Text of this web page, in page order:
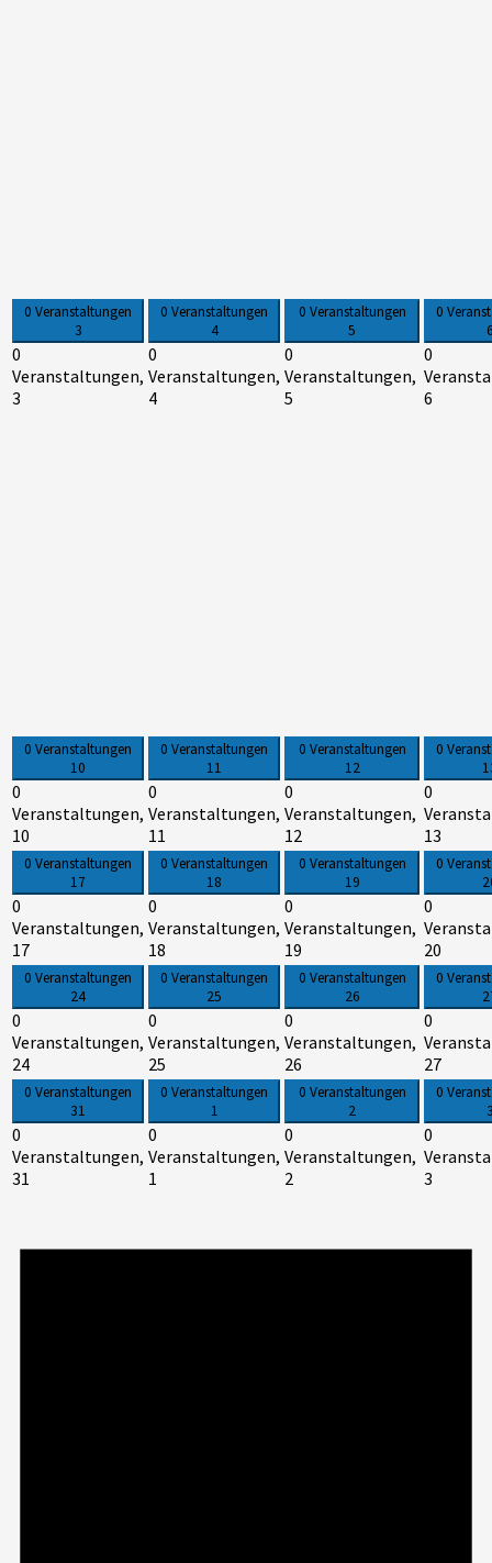
0 Veranstaltungen
3
0
Veranstaltungen,
3
0 Veranstaltungen
4
0
Veranstaltungen,
4
0 Veranstaltungen
5
0
Veranstaltungen,
5
0
0
6
0 Veranstaltungen
10
0
Veranstaltungen,
10
0 Veranstaltungen
11
0
Veranstaltungen,
11
0 Veranstaltungen
12
0
Veranstaltungen,
12
0
0
13
0 Veranstaltungen
17
0
Veranstaltungen,
17
0 Veranstaltungen
18
0
Veranstaltungen,
18
0 Veranstaltungen
19
0
Veranstaltungen,
19
0
0
20
0 Veranstaltungen
24
0
Veranstaltungen,
24
0 Veranstaltungen
25
0
Veranstaltungen,
25
0 Veranstaltungen
26
0
Veranstaltungen,
26
0
0
27
0 Veranstaltungen
31
0
Veranstaltungen,
31
0 Veranstaltungen
1
0
Veranstaltungen,
1
0 Veranstaltungen
2
0
Veranstaltungen,
2
0
0
3